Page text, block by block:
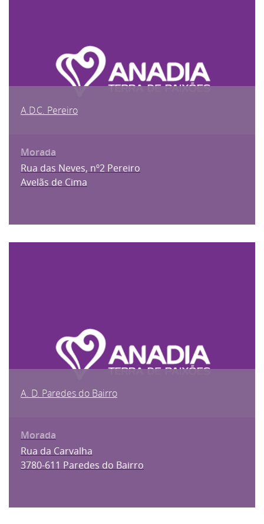
A.D.C. Pereiro
Rua das Neves, nº2 Pereiro
Avelãs de Cima
A. D. Paredes do Bairro
Rua da Carvalha
3780-611 Paredes do Bairro